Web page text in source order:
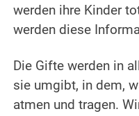
werden ihre Kinder
werden diese
Die Gifte werden in
sie umgibt, in dem,
atmen und tragen.